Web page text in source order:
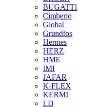
BUGATTI
Cimberio
Global
Grundfos
Hermes
HERZ
HME
IMI
JAFAR
K-FLEX
KERMI
LD